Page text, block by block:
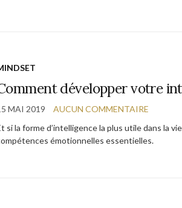
développer votre
MAI 2019
AUCUN COMMENTAIRE
si la forme d’intelligence la plus utile dans la
émotionnelles essentielles.